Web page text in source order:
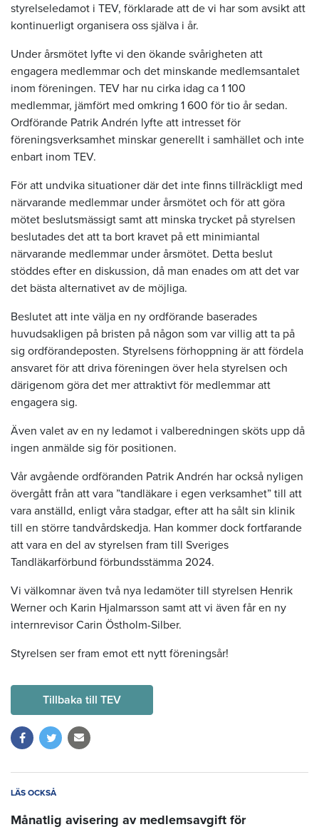
styrelseledamot i TEV, förklarade att de vi har som avsikt att
kontinuerligt organisera oss själva i år.
Under årsmötet lyfte vi den ökande svårigheten att
engagera medlemmar och det minskande medlemsantalet
inom föreningen. TEV har nu cirka idag ca 1 100
medlemmar, jämfört med omkring 1 600 för tio år sedan.
Ordförande Patrik Andrén lyfte att intresset för
föreningsverksamhet minskar generellt i samhället och inte
enbart inom TEV.
För att undvika situationer där det inte finns tillräckligt med
närvarande medlemmar under årsmötet och för att göra
mötet beslutsmässigt samt att minska trycket på styrelsen
beslutades det att ta bort kravet på ett minimiantal
närvarande medlemmar under årsmötet. Detta beslut
stöddes efter en diskussion, då man enades om att det var
det bästa alternativet av de möjliga.
Beslutet att inte välja en ny ordförande baserades
huvudsakligen på bristen på någon som var villig att ta på
sig ordförandeposten. Styrelsens förhoppning är att fördela
ansvaret för att driva föreningen över hela styrelsen och
därigenom göra det mer attraktivt för medlemmar att
engagera sig.
Även valet av en ny ledamot i valberedningen sköts upp då
ingen anmälde sig för positionen.
Vår avgående ordföranden Patrik Andrén har också nyligen
övergått från att vara ”tandläkare i egen verksamhet” till att
vara anställd, enligt våra stadgar, efter att ha sålt sin klinik
till en större tandvårdskedja. Han kommer dock fortfarande
att vara en del av styrelsen fram till Sveriges
Tandläkarförbund förbundsstämma 2024.
Vi välkomnar även två nya ledamöter till styrelsen Henrik
Werner och Karin Hjalmarsson samt att vi även får en ny
internrevisor Carin Östholm-Silber.
Styrelsen ser fram emot ett nytt föreningsår!
Tillbaka till TEV
LÄS OCKSÅ
Månatlig avisering av medlemsavgift för